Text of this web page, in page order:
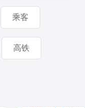
乘客
高铁